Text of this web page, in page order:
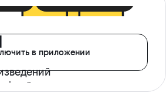
в приложении